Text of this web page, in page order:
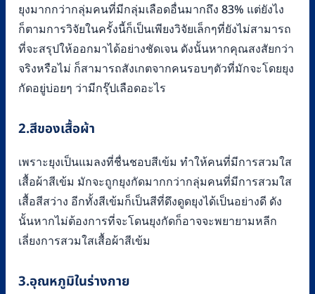
ยุงมากกว่ากลุ่มคนที่มีกลุ่มเลือดอื่นมากถึง 83% แต่ยังไง
ก็ตามการวิจัยในครั้งนี้ก็เป็นเพียงวิจัยเล็กๆที่ยังไม่สามารถ
ที่จะสรุปให้ออกมาได้อย่างชัดเจน ดังนั้นหากคุณสงสัยกว่า
จริงหรือไม่ ก็สามารถสังเกตจากคนรอบๆตัวที่มักจะโดยยุง
กัดอยู่บ่อยๆ ว่ามีกรุ๊ปเลือดอะไร
2.สีของเสื้อผ้า
เพราะยุงเป็นแมลงที่ชื่นชอบสีเข้ม ทำให้คนที่มีการสวมใส
เสื้อผ้าสีเข้ม มักจะถูกยุงกัดมากกว่ากลุ่มคนที่มีการสวมใส
เสื้อสีสว่าง อีกทั้งสีเข้มก็เป็นสีที่ดึงดูดยุงได้เป็นอย่างดี ดัง
นั้นหากไม่ต้องการที่จะโดนยุงกัดก็อาจจะพยายามหลีก
เลี่ยงการสวมใสเสื้อผ้าสีเข้ม
3.อุณหภูมิในร่างกาย